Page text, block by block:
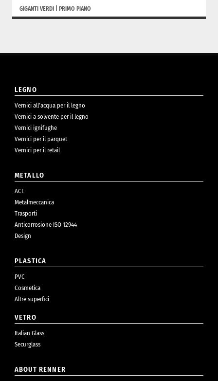
GIGANTI VERDI PRIMO PIANO
LEGNO
Vernici all’acqua per il legno
Vernici a solvente per il legno
Vernici ignifughe
Vernici per il parquet
Vernici per il retail
METALLO
ACE
Metalmeccanica
Trasporti
Anticorrosione ISO 12944
Design
PLASTICA
PVC
Cosmetica
Altre superfici
VETRO
Italian Glass
Securglass
ABOUT RENNER